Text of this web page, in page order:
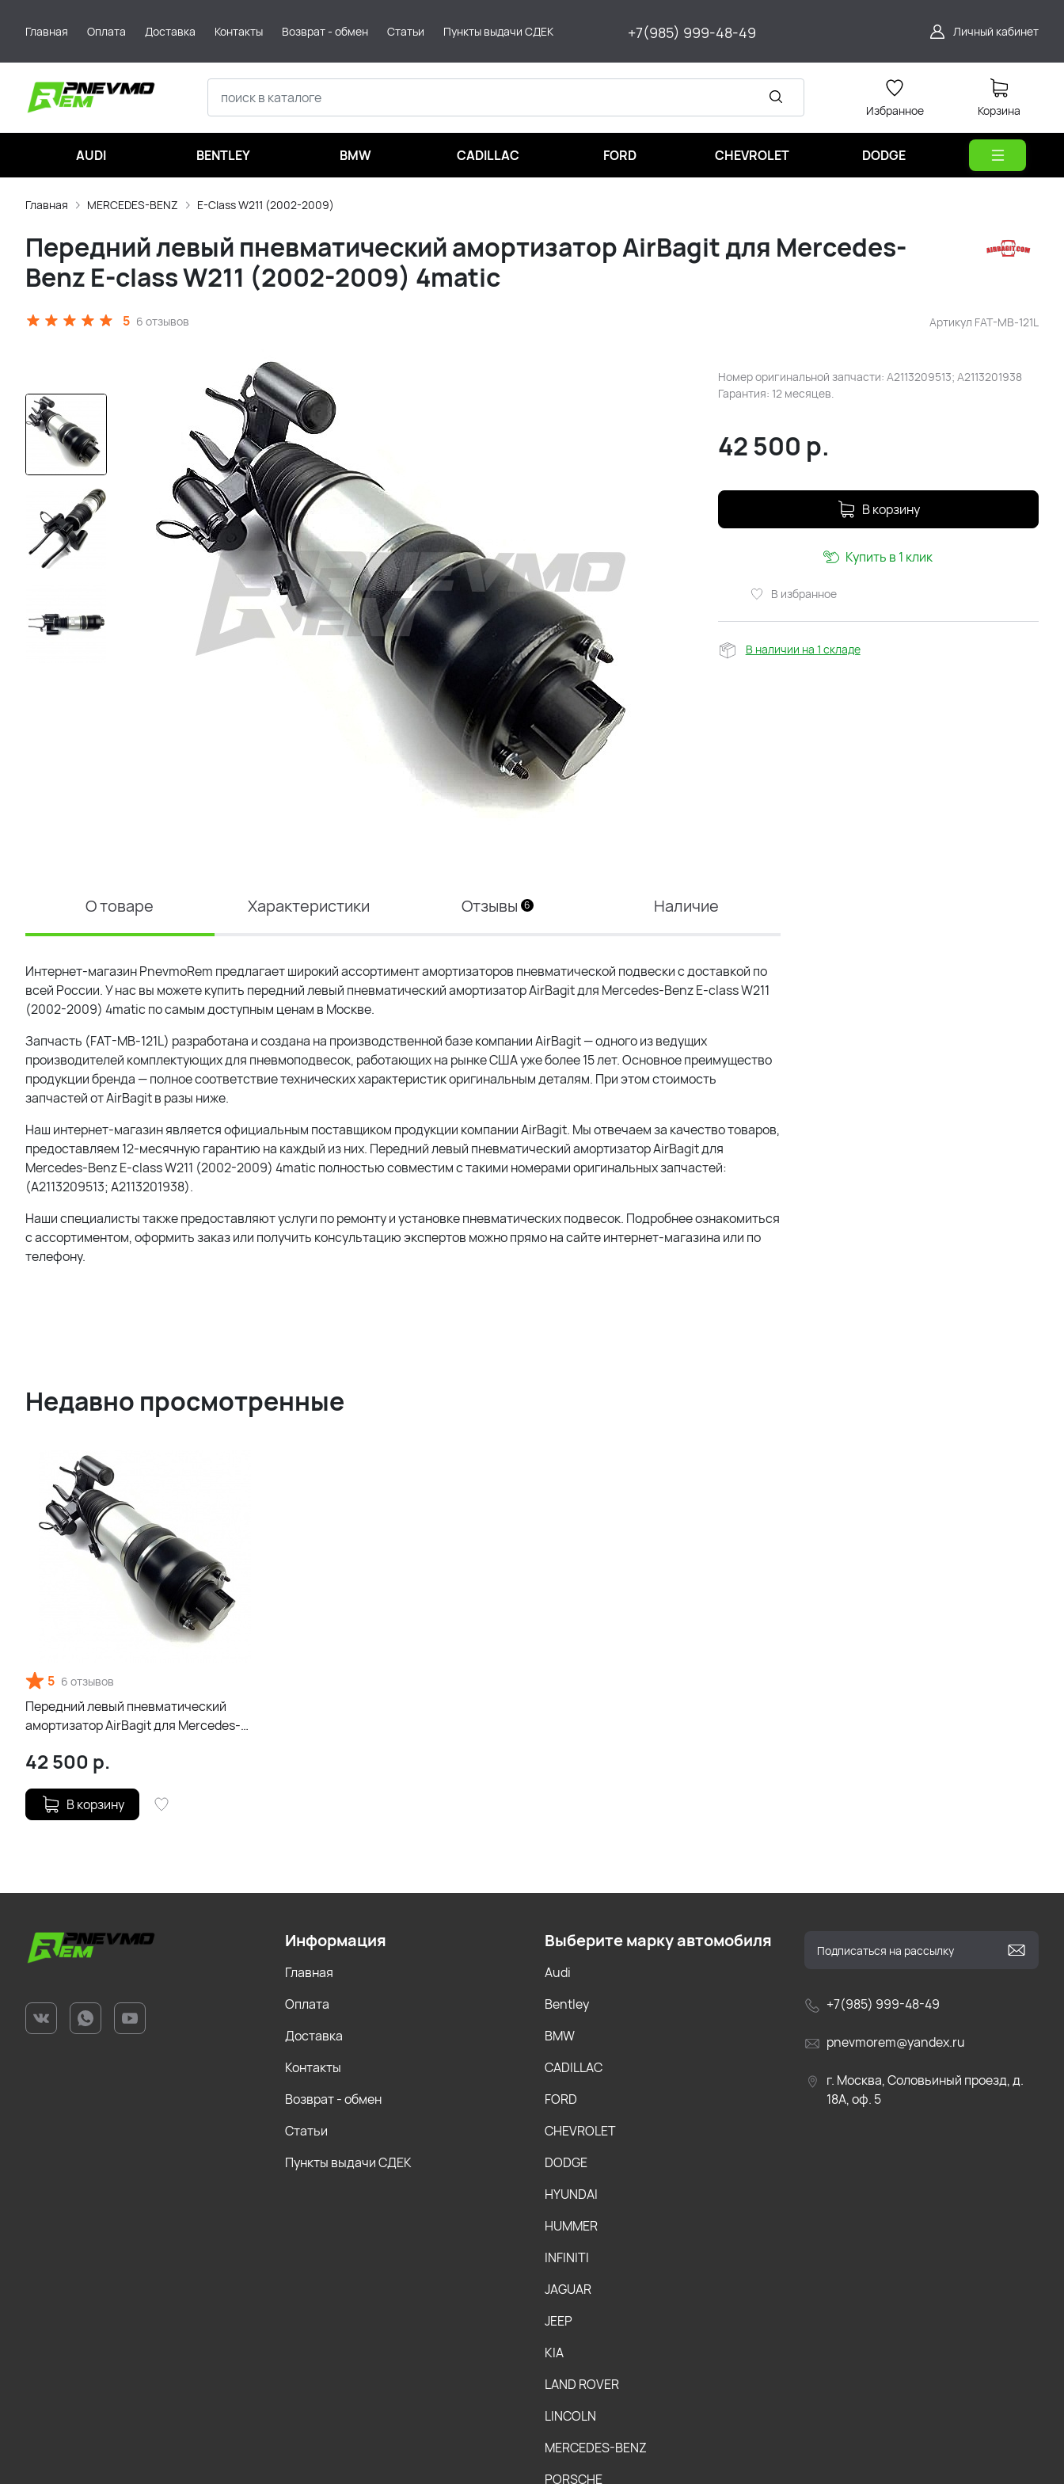
Главная Оплата Доставка Контакты Возврат - обмен Статьи Пункты выдачи СДЕК +7(985) 999-48-49 Личный кабинет
Избранное Корзина
AUDI BENTLEY BMW CADILLAC FORD CHEVROLET DODGE
Главная MERCEDES-BENZ E-Class W211 (2002-2009)
Артикул FAT-MB-121L
Передний левый пневматический амортизатор AirBagit для Mercedes-
Benz E-class W211 (2002-2009) 4matic
5 6 отзывов
Номер оригинальной запчасти: A2113209513; A2113201938
Гарантия: 12 месяцев.
42 500 р.
В корзину
В избранное
Купить в 1 клик
В наличии на 1 складе
О товаре Характеристики Отзывы 6 Наличие
Интернет-магазин PnevmoRem предлагает широкий ассортимент амортизаторов пневматической подвески с доставкой по
всей России. У нас вы можете купить передний левый пневматический амортизатор AirBagit для Mercedes-Benz E-class W211
(2002-2009) 4matic по самым доступным ценам в Москве.
Запчасть (FAT-MB-121L) разработана и создана на производственной базе компании AirBagit — одного из ведущих
производителей комплектующих для пневмоподвесок, работающих на рынке США уже более 15 лет. Основное преимущество
продукции бренда — полное соответствие технических характеристик оригинальным деталям. При этом стоимость
запчастей от AirBagit в разы ниже.
Наш интернет-магазин является официальным поставщиком продукции компании AirBagit. Мы отвечаем за качество товаров,
предоставляем 12-месячную гарантию на каждый из них. Передний левый пневматический амортизатор AirBagit для
Mercedes-Benz E-class W211 (2002-2009) 4matic полностью совместим с такими номерами оригинальных запчастей:
(A2113209513; A2113201938).
Наши специалисты также предоставляют услуги по ремонту и установке пневматических подвесок. Подробнее ознакомиться
с ассортиментом, оформить заказ или получить консультацию экспертов можно прямо на сайте интернет-магазина или по
телефону.
Недавно просмотренные
5 6 отзывов
Передний левый пневматический
амортизатор AirBagit для Mercedes-
42 500 р.
В корзину
+7(985) 999-48-49
pnevmorem@yandex.ru
г. Москва, Соловьиный проезд, д.
18А, оф. 5
Информация
Главная
Оплата
Доставка
Контакты
Возврат - обмен
Статьи
Пункты выдачи СДЕК
Выберите марку автомобиля
Audi
Bentley
BMW
CADILLAC
FORD
CHEVROLET
DODGE
HYUNDAI
HUMMER
INFINITI
JAGUAR
JEEP
KIA
LAND ROVER
LINCOLN
MERCEDES-BENZ
PORSCHE